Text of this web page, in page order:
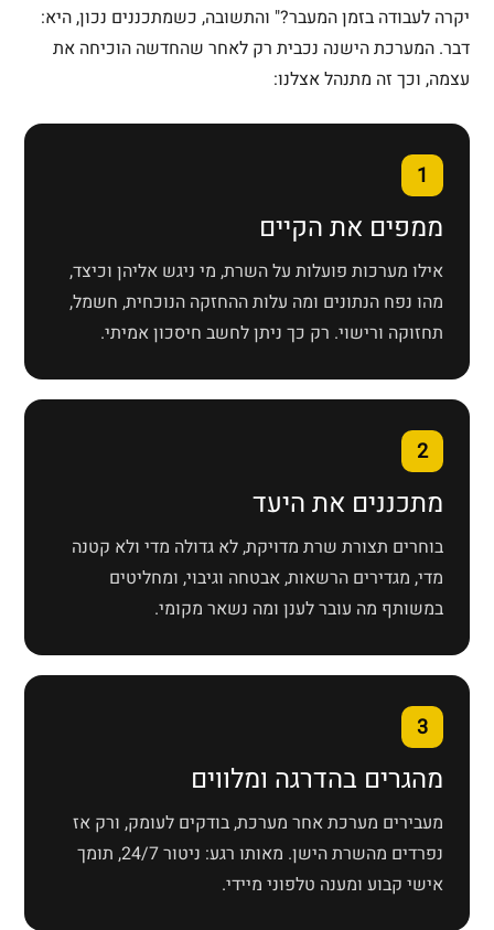
יקרה לעבודה בזמן המעבר?" והתשובה, כשמתכננים נכון, היא:
דבר. המערכת הישנה נכבית רק לאחר שהחדשה הוכיחה את
עצמה, וכך זה מתנהל אצלנו:
1
ממפים את הקיים
אילו מערכות פועלות על השרת, מי ניגש אליהן וכיצד,
מהו נפח הנתונים ומה עלות ההחזקה הנוכחית, חשמל,
תחזוקה ורישוי. רק כך ניתן לחשב חיסכון אמיתי.
2
מתכננים את היעד
בוחרים תצורת שרת מדויקת, לא גדולה מדי ולא קטנה
מדי, מגדירים הרשאות, אבטחה וגיבוי, ומחליטים
במשותף מה עובר לענן ומה נשאר מקומי.
3
מהגרים בהדרגה ומלווים
מעבירים מערכת אחר מערכת, בודקים לעומק, ורק אז
נפרדים מהשרת הישן. מאותו רגע: ניטור 24/7, תומך
אישי קבוע ומענה טלפוני מיידי.